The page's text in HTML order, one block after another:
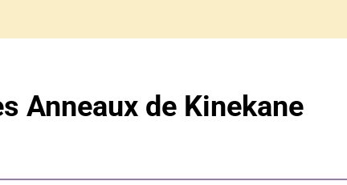
Anneaux de Kinekane